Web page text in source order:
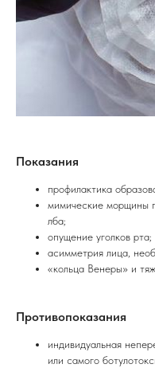
Показания
профилактика
мимические морщины
лба;
опущение уголков рта;
асимметрия лица,
«кольца Венеры» и
Противопоказания
индивидуальная
или самого